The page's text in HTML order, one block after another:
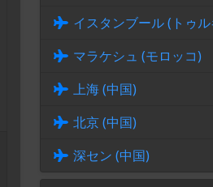
イスタンブール (トゥ
マラケシュ (モロッコ)
上海 (中国)
北京 (中国)
深セン (中国)